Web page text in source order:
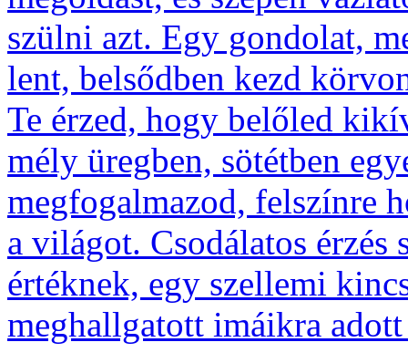
szülni azt. Egy gondolat,
lent, belsődben kezd
Te érzed, hogy belőled
mély üregben, sötétben
megfogalmazod, felszínre
a világot. Csodálatos
értéknek, egy szellemi
meghallgatott imáikra